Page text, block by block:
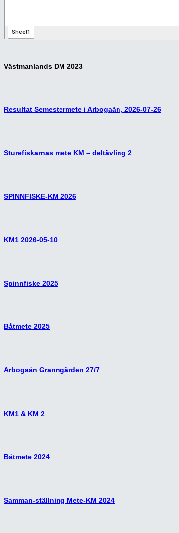
Västmanlands DM 2023
Resultat Semestermete i Arbogaån, 2026-07-26
Sturefiskarnas mete KM – deltävling 2
SPINNFISKE-KM 2026
KM1 2026-05-10
Spinnfiske 2025
Båtmete 2025
Arbogaån Granngården 27/7
KM1 & KM 2
Båtmete 2024
Samman-ställning Mete-KM 2024